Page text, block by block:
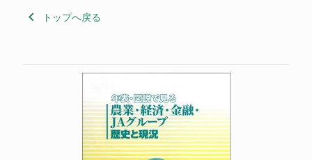
keyboard_arrow_left トップへ戻る